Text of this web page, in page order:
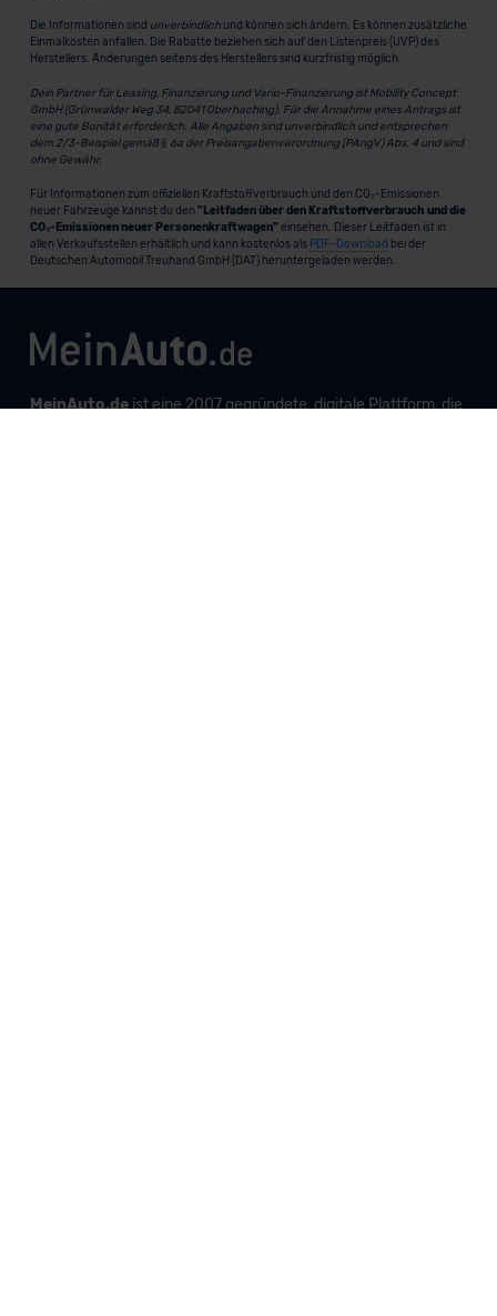
Die Informationen sind unverbindlichund können sich ändern. Es können zusätzliche
Einmalkosten anfallen. Die Rabatte beziehen sich auf den Listenpreis (UVP) des
Herstellers. Änderungen seitens des Herstellers sind kurzfristig möglich.
Dein Partner für Leasing, Finanzierung und Vario-Finanzierung ist Mobility Concept
GmbH (Grünwalder Weg 34, 82041 Oberhaching). Für die Annahme eines Antrags ist
eine gute Bonität erforderlich. Alle Angaben sind unverbindlich und entsprechen
dem 2/3-Beispiel gemäß § 6a der Preisangabenverordnung (PAngV) Abs. 4 und sind
ohne Gewähr.
Für Informationen zum offiziellen Kraftstoffverbrauch und den CO₂-Emissionen
neuer Fahrzeuge kannst du den "Leitfaden über den Kraftstoffverbrauch und die
CO₂-Emissionen neuer Personenkraftwagen" einsehen. Dieser Leitfaden ist in
allen Verkaufsstellen erhältlich und kann kostenlos als PDF-Download bei der
Deutschen Automobil Treuhand GmbH (DAT) heruntergeladen werden.
MeinAuto.deist eine 2007 gegründete, digitale Plattform, die